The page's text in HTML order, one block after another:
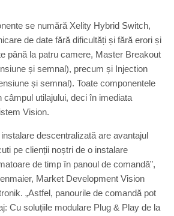
se numără Xelity Hybrid Switch,
de date fără dificultăți și fără erori și
până la patru camere, Master Breakout
și semnal), precum și Injection
și semnal). Toate componentele
câmpul utilajului, deci în imediata
Vision.
descentralizată are avantajul
pe clienții noștri de o instalare
de timp în panoul de comandă”,
Market Development Vision
„Astfel, panourile de comandă pot
Cu soluțiile modulare Plug & Play de la